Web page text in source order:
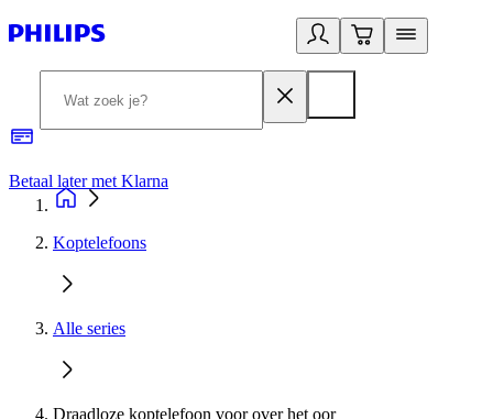
Betaal later met Klarna
Koptelefoons
Alle series
Draadloze koptelefoon voor over het oor